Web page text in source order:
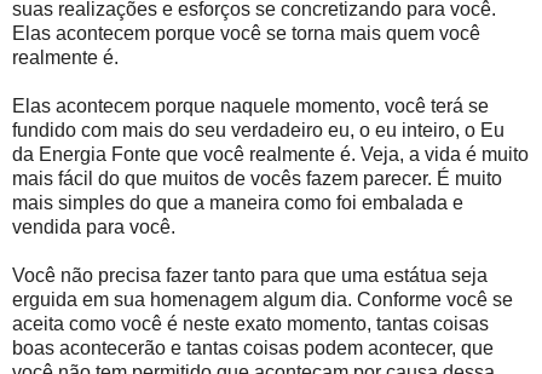
suas realizações e esforços se concretizando para você.
Elas acontecem porque você se torna mais quem você
realmente é.
Elas acontecem porque naquele momento, você terá se
fundido com mais do seu verdadeiro eu, o eu inteiro, o Eu
da Energia Fonte que você realmente é. Veja, a vida é muito
mais fácil do que muitos de vocês fazem parecer. É muito
mais simples do que a maneira como foi embalada e
vendida para você.
Você não precisa fazer tanto para que uma estátua seja
erguida em sua homenagem algum dia. Conforme você se
aceita como você é neste exato momento, tantas coisas
boas acontecerão e tantas coisas podem acontecer, que